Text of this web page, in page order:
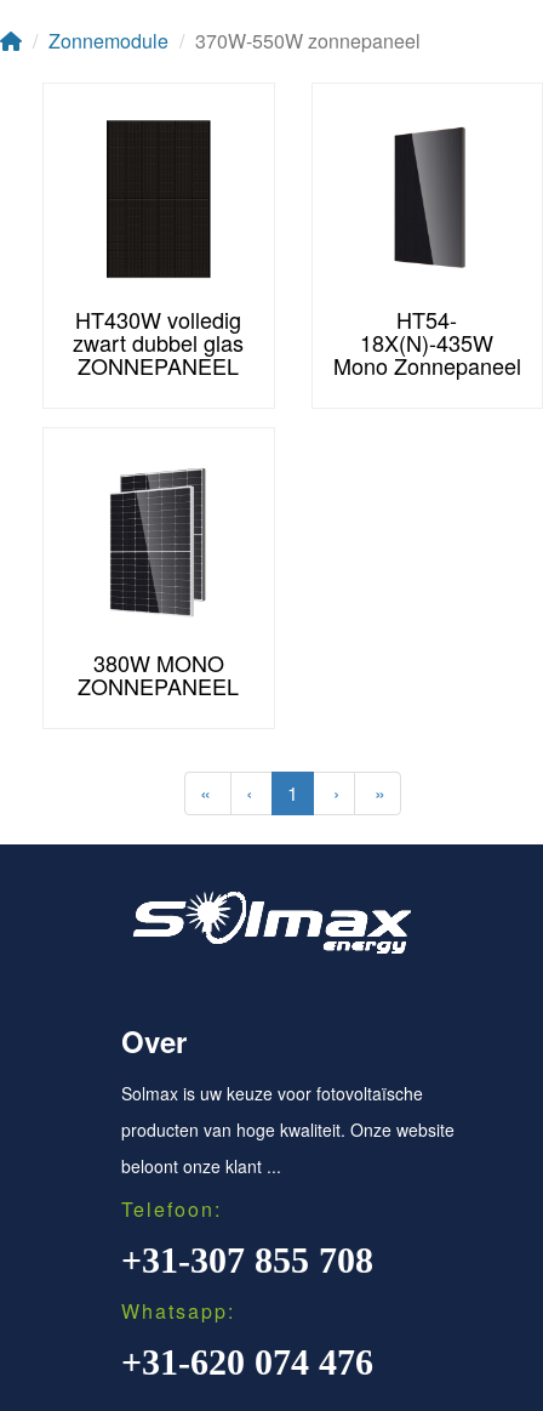
Zonnemodule 370W-550W zonnepaneel
HT430W volledig
zwart dubbel glas
ZONNEPANEEL
HT54-
18X(N)-435W
Mono Zonnepaneel
380W MONO
ZONNEPANEEL
« ‹ 1 › »
Over
Solmax is uw keuze voor fotovoltaïsche
producten van hoge kwaliteit. Onze website
beloont onze klant ...
Telefoon:
+31-307 855 708
Whatsapp:
+31-620 074 476